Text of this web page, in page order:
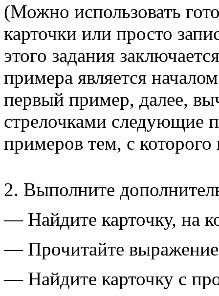
(Можно использовать
карточки или просто
этого задания
примера является
первый пример, далее,
стрелочками следующие
примеров тем, с которого
2. Выполните
— Найдите карточку, на
— Прочитайте
— Найдите карточку с